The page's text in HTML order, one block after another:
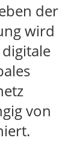
der
wird
von